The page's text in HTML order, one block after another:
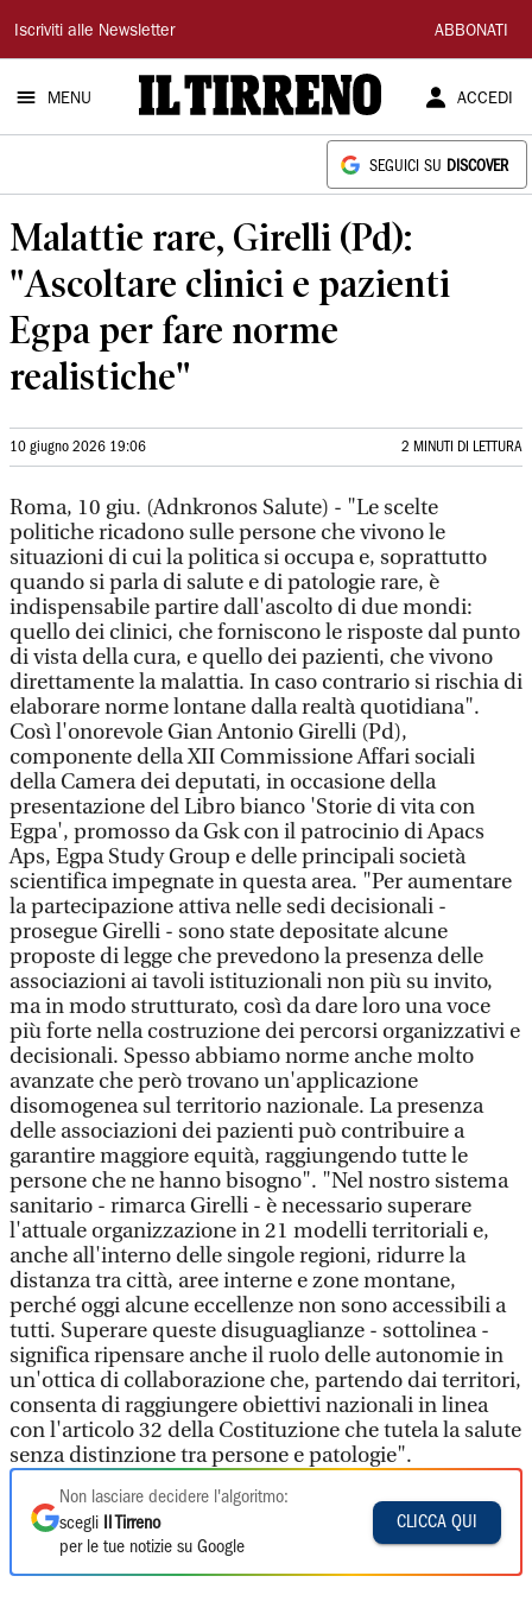
Il
Tirreno
Iscriviti alle Newsletter ABBONATI
MENU ACCEDI
SEGUICI SU DISCOVER
Malattie rare, Girelli (Pd):
"Ascoltare clinici e pazienti
Egpa per fare norme
realistiche"
10 giugno 2026 19:06 2 MINUTI DI LETTURA
Roma, 10 giu. (Adnkronos Salute) - "Le scelte
politiche ricadono sulle persone che vivono le
situazioni di cui la politica si occupa e, soprattutto
quando si parla di salute e di patologie rare, è
indispensabile partire dall'ascolto di due mondi:
quello dei clinici, che forniscono le risposte dal punto
di vista della cura, e quello dei pazienti, che vivono
direttamente la malattia. In caso contrario si rischia di
elaborare norme lontane dalla realtà quotidiana".
Così l'onorevole Gian Antonio Girelli (Pd),
componente della XII Commissione Affari sociali
della Camera dei deputati, in occasione della
presentazione del Libro bianco 'Storie di vita con
Egpa', promosso da Gsk con il patrocinio di Apacs
Aps, Egpa Study Group e delle principali società
scientifica impegnate in questa area. "Per aumentare
la partecipazione attiva nelle sedi decisionali -
prosegue Girelli - sono state depositate alcune
proposte di legge che prevedono la presenza delle
associazioni ai tavoli istituzionali non più su invito,
ma in modo strutturato, così da dare loro una voce
più forte nella costruzione dei percorsi organizzativi e
decisionali. Spesso abbiamo norme anche molto
avanzate che però trovano un'applicazione
disomogenea sul territorio nazionale. La presenza
delle associazioni dei pazienti può contribuire a
garantire maggiore equità, raggiungendo tutte le
persone che ne hanno bisogno". "Nel nostro sistema
sanitario - rimarca Girelli - è necessario superare
l'attuale organizzazione in 21 modelli territoriali e,
anche all'interno delle singole regioni, ridurre la
distanza tra città, aree interne e zone montane,
perché oggi alcune eccellenze non sono accessibili a
tutti. Superare queste disuguaglianze - sottolinea -
significa ripensare anche il ruolo delle autonomie in
un'ottica di collaborazione che, partendo dai territori,
consenta di raggiungere obiettivi nazionali in linea
con l'articolo 32 della Costituzione che tutela la salute
senza distinzione tra persone e patologie".
Non lasciare decidere l'algoritmo:
scegli
Il Tirreno
per le tue notizie su Google
CLICCA QUI